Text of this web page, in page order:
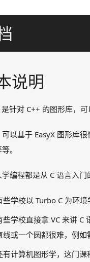
说明
是针对 C++ 的图形库，
可以基于 EasyX 图形库
。
编程都是从 C 语言入门
些学校以 Turbo C 为环境
些学校直接拿 VC 来讲 C
线或一个圆都很难，例如
有计算机图形学，这门